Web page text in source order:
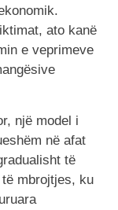
ato kanë
e veprimeve
një model i
në afat
të
mbrojtjes, ku